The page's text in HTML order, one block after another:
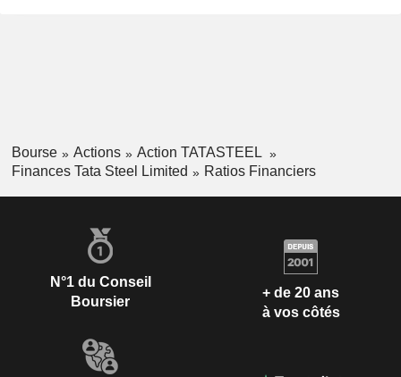
Bourse Actions
Action TATASTEEL
Finances Tata Steel Limited
Ratios Financiers
N°1 du Conseil
Boursier
+ de 20 ans
à vos côtés